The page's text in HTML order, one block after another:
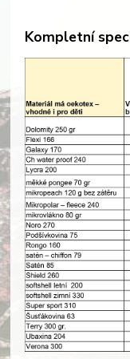
Kompletní